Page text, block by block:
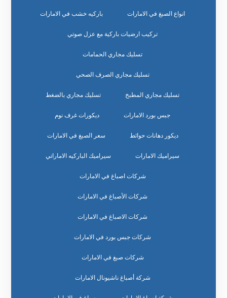
انواع الصبغ في الامارات باركيه خشب في الامارات
تركيب ارضيات باركية مع عزل صوتي
تسليك مجاري الحمامات
تسليك مجاري الصرف الصحي
تسليك مجاري المطبخ تسليك مجاري بالضغط
جبس بورد الامارات ديكورات غرف نوم
ديكور دهانات حوائط سعر الصبغ في الامارات
سيراميك الامارات سيراميك الباركيه الاماراتي
شركات اصباغ في الامارات
شركات الأصباغ في الامارات
شركات الاصباغ في الامارات
شركات جبس بورد في الامارات
شركات صبغ في الامارات
شركة أصباغ ناشيونال الامارات